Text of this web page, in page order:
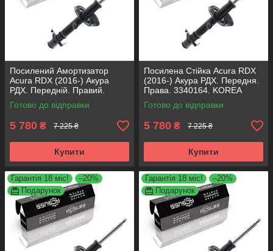
Посилений Амортизатор
Acura RDX (2016-) Акура
РДХ. Передній. Правий.
3340164. KOREA Аксусс!
Готово до відправки
5 780 ₴ 7 225 ₴
Купити
Посилена Стійка Acura RDX
(2016-) Акура РДХ. Передня.
Права. 3340164. KOREA
Аксусс!
Готово до відправки
5 780 ₴ 7 225 ₴
Купити
Гарантія 18 міс!
–20%
Подарунок
Гарантія 18 міс!
–20%
Подарунок